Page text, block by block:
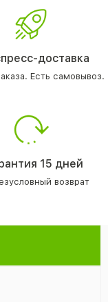
доставка
Есть самовывоз.
15 дней
возврат